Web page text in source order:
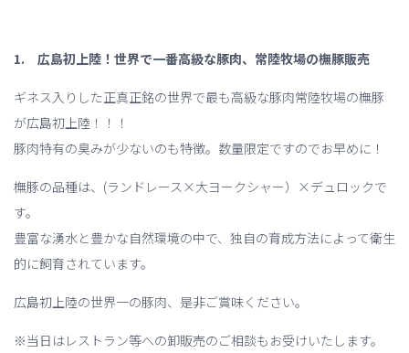
1. 広島初上陸！世界で一番高級な豚肉、常陸牧場の橅豚販売
ギネス入りした正真正銘の世界で最も高級な豚肉常陸牧場の橅豚
が広島初上陸！！！
豚肉特有の臭みが少ないのも特徴。数量限定ですのでお早めに！
橅豚の品種は、(ランドレース×大ヨークシャー）×デュロックで
す。
豊富な湧水と豊かな自然環境の中で、独自の育成方法によって衛生
的に飼育されています。
広島初上陸の世界一の豚肉、是非ご賞味ください。
※当日はレストラン等への卸販売のご相談もお受けいたします。